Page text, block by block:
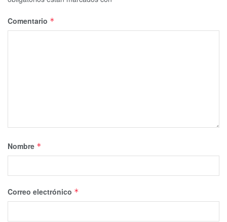
Comentario *
Nombre *
Correo electrónico *